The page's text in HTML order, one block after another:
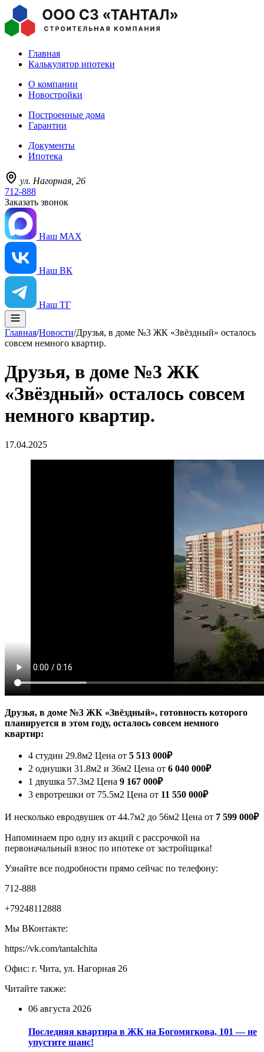
Главная
Калькулятор ипотеки
О компании
Новостройки
Построенные дома
Гарантии
Документы
Ипотека
ул. Нагорная, 26
712-888
Заказать звонок
Наш MAX
Наш ВК
Наш ТГ
Главная/Новости/Друзья, в доме №3 ЖК «Звёздный» осталось
совсем немного квартир.
Друзья, в доме №3 ЖК
«Звёздный» осталось совсем
немного квартир.
17.04.2025
Друзья, в доме №3 ЖК «Звёздный», готовность которого
планируется в этом году, осталось совсем немного
квартир:
4 студии 29.8м2 Цена от 5 513 000₽
2 однушки 31.8м2 и 36м2 Цена от 6 040 000₽
1 двушка 57.3м2 Цена 9 167 000₽
3 евротрешки от 75.5м2 Цена от 11 550 000₽
И несколько евродвушек от 44.7м2 до 56м2 Цена от 7 599 000₽
Напоминаем про одну из акций с рассрочкой на
первоначальный взнос по ипотеке от застройщика!
Узнайте все подробности прямо сейчас по телефону:
712-888
+79248112888
Мы ВКонтакте:
https://vk.com/tantalchita
Офис: г. Чита, ул. Нагорная 26
Читайте также:
06 августа 2026
Последняя квартира в ЖК на Богомягкова, 101 — не
упустите шанс!